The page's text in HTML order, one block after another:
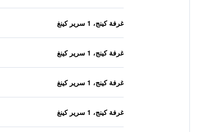
غرفة كينج، 1 سرير كينغ
غرفة كينج، 1 سرير كينغ
غرفة كينج، 1 سرير كينغ
غرفة كينج، 1 سرير كينغ